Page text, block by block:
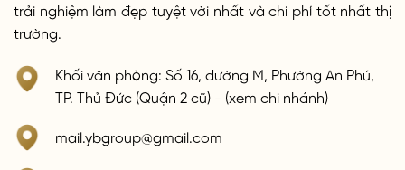
trải nghiệm làm đẹp tuyệt vời nhất và chi phí tốt nhất thị
trường.
Khối văn phòng: Số 16, đường M, Phường An Phú,
TP. Thủ Đức (Quận 2 cũ) - (xem chi nhánh)
mail.ybgroup@gmail.com